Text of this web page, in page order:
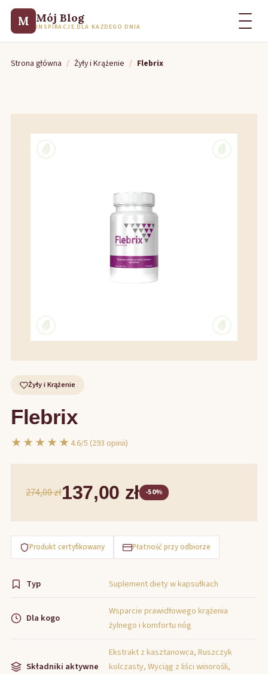
M Mój Blog
INSPIRACJE DLA KAŻDEGO DNIA
Strona główna / Żyły i Krążenie / Flebrix
Żyły i Krążenie
Flebrix
★★★★★4.6/5 (293 opinii)
274,00 zł137,00 zł -50%
Produkt certyfikowany Płatność przy odbiorze
Typ Suplement diety w kapsułkach
Dla kogo
Wsparcie prawidłowego krążenia
żylnego i komfortu nóg
Składniki aktywne
Ekstrakt z kasztanowca, Ruszczyk
kolczasty, Wyciąg z liści winorośli,